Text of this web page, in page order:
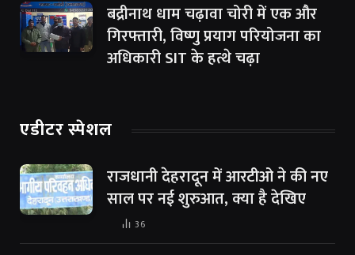
बद्रीनाथ धाम चढ़ावा चोरी में एक और
गिरफ्तारी, विष्णु प्रयाग परियोजना का
अधिकारी SIT के हत्थे चढ़ा
एडीटर स्पेशल
राजधानी देहरादून में आरटीओ ने की नए
साल पर नई शुरुआत, क्या है देखिए
36